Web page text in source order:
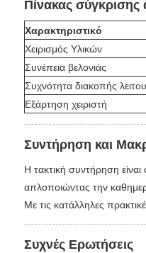
Πίνακας
Χαρακτηριστικό
Χειρισμός Υλικών
Συνέπεια βελονιάς
Συχνότητα διακοπής
Εξάρτηση χειριστή
Συντήρηση και
Η τακτική συντήρηση
απλοποιώντας την
Με τις κατάλληλες
Συχνές Ερωτήσεις